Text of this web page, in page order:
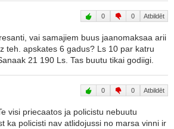
0 0 Atbildēt
vai samajiem buus jaanomaksaa arii
teh. apskates 6 gadus? Ls 10 par katru
21 190 Ls. Tas buutu tikai godiigi.
0 0 Atbildēt
visi priecaatos ja policistu nebuutu
ka policisti nav atlidojussi no marsa vinni ir